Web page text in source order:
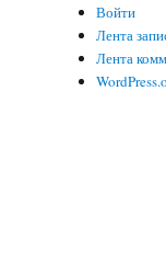
Войти
Лента
Лента